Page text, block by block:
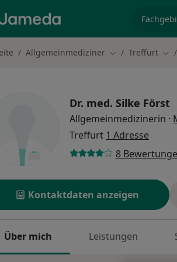
Allgemeinmediziner Stadt ändern
Treffurt
Dr. med. Silke Först
Allgemeinmedizinerin ·
Treffurt 1 Adresse
8
Kontaktdaten anzeigen
Über mich Leistungen